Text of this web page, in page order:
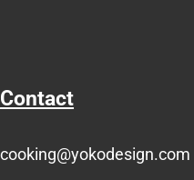
Contact
cooking@yokodesign.com